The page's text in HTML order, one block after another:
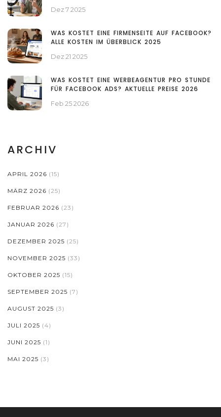
Dez 7 2025
WAS KOSTET EINE FIRMENSEITE AUF FACEBOOK?
ALLE KOSTEN IM ÜBERBLICK 2025
Dez 21 2025
WAS KOSTET EINE WERBEAGENTUR PRO STUNDE
FÜR FACEBOOK ADS? AKTUELLE PREISE 2026
Feb 25 2026
ARCHIV
APRIL 2026 (15)
MÄRZ 2026 (25)
FEBRUAR 2026 (23)
JANUAR 2026 (27)
DEZEMBER 2025 (25)
NOVEMBER 2025 (33)
OKTOBER 2025 (15)
SEPTEMBER 2025 (7)
AUGUST 2025 (3)
JULI 2025 (4)
JUNI 2025 (1)
MAI 2025 (3)